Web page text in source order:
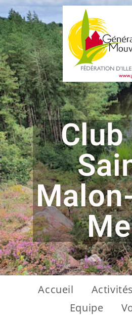
Club
Accueil Activités
Equipe